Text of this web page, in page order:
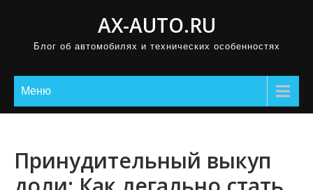
AX-AUTO.RU
Блог об автомобилях и технических особенностях
Меню
Принудительный выкуп